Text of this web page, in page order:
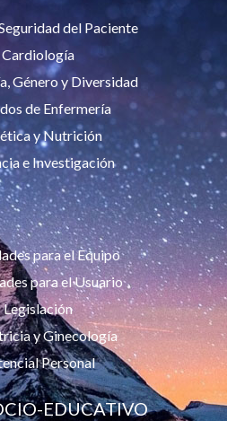
del Paciente
Cardiología
Género y Diversidad
de Enfermería
y Nutrición
e Investigación
para el Equipo
para el Usuario
Legislación
y Ginecología
Personal
EDUCATIVO